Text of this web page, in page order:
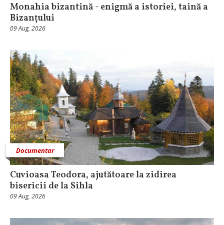
Monahia bizantină - enigmă a istoriei, taină a
Bizanțului
09 Aug, 2026
Documentar
Cuvioasa Teodora, ajutătoare la zidirea
bisericii de la Sihla
09 Aug, 2026